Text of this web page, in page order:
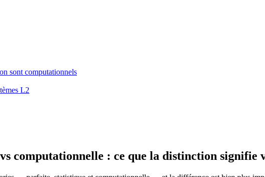
sont computationnels
L2
computationnelle : ce que la distinction signifie